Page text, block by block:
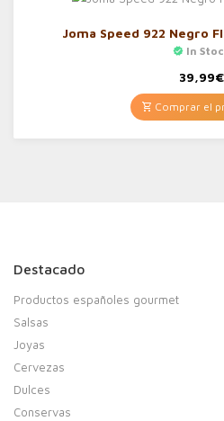
Joma Speed 922 Negro
In
39,99€
Comprar el
Destacado
Productos españoles gourmet
Salsas
Joyas
Cervezas
Dulces
Conservas